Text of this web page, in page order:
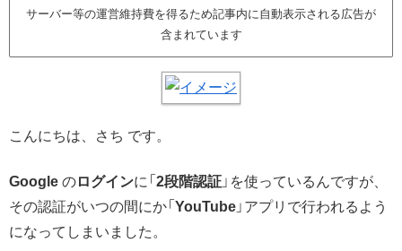
サーバー等の運営維持費を得るため記事内に自動表示される広告が
含まれています
こんにちは、さち です。
Google のログインに「 2段階認証 」を使っているんですが、
その認証がいつの間にか「 YouTube 」アプリで行われるよう
になってしまいました。